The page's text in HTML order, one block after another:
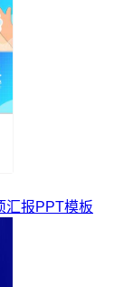
汇报PPT模板